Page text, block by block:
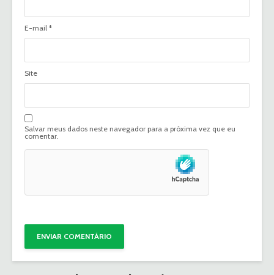
E-mail *
Site
Salvar meus dados neste navegador para a próxima vez que eu
comentar.